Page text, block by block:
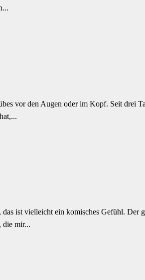
vor den Augen oder im Kopf. Seit drei
ist vielleicht ein komisches Gefühl. Der
die mir...